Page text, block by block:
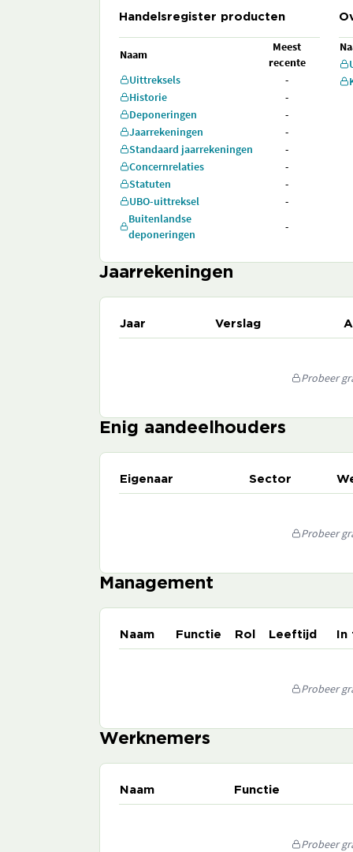
Handelsregister producten
Naam
Meest
recente
Uittreksels
-
Historie
-
Deponeringen
-
Jaarrekeningen
-
Standaard jaarrekeningen
-
Concernrelaties
-
Statuten
-
UBO-uittreksel
-
Buitenlandse
deponeringen
-
Jaarrekeningen
Jaar Verslag
Probeer
Enig aandeelhouders
Eigenaar Sector
Probeer
Management
Naam Functie Rol Leeftijd
Probeer
Werknemers
Naam Functie
Probeer